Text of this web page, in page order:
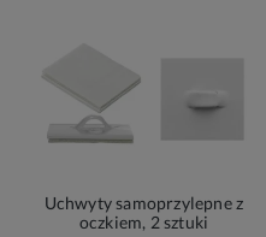
Uchwyty samoprzylepne z
oczkiem, 2 sztuki